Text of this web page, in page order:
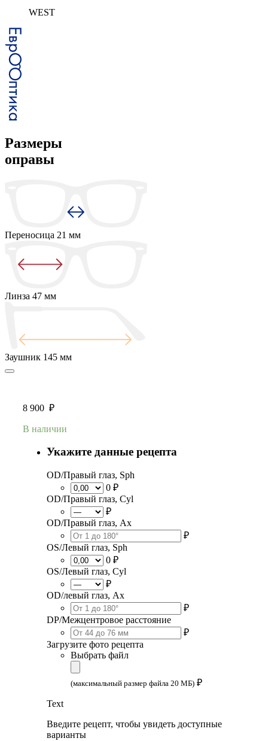
WEST
Размеры
оправы
Переносица 21 мм
Линза 47 мм
Заушник 145 мм
8 900 ₽
В наличии
Укажите данные рецепта
OD/Правый глаз, Sph
0 ₽
OD/Правый глаз, Cyl
₽
OD/Правый глаз, Ax
₽
OS/Левый глаз, Sph
0 ₽
OS/Левый глаз, Cyl
₽
OD/левый глаз, Ax
₽
DP/Межцентровое расстояние
₽
Загрузите фото рецепта
Выбрать файл
(максимальный размер файла 20 МБ) ₽
Text
Введите рецепт, чтобы увидеть доступные
варианты